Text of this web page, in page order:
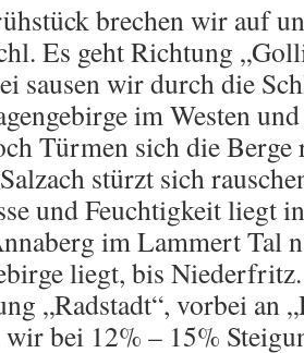
brechen wir auf
Es geht Richtung
sausen wir durch die
im Westen
Türmen sich die
stürzt sich
und Feuchtigkeit liegt
im Lammert Tal
liegt, bis
„Radstadt“, vorbei an
wir bei 12% – 15%